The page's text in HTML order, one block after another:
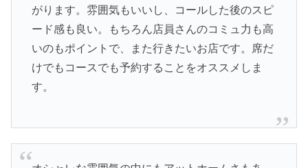
がります。雰囲気もいいし、コールした後のスピ
ード感も良い。もちろん店員さんのコミュ力も高
いのもポイントで、また行きたいお店です。席だ
けでもコースでも予約することをオススメしま
す。